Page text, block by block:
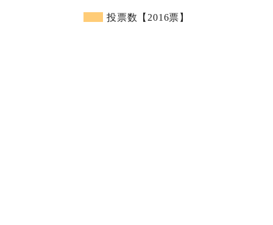
投票数【2016票】